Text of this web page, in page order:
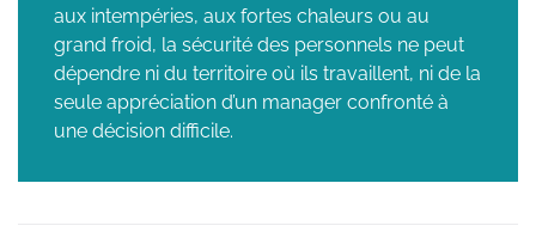
aux intempéries, aux fortes chaleurs ou au
grand froid, la sécurité des personnels ne peut
dépendre ni du territoire où ils travaillent, ni de la
seule appréciation d’un manager confronté à
une décision difficile.